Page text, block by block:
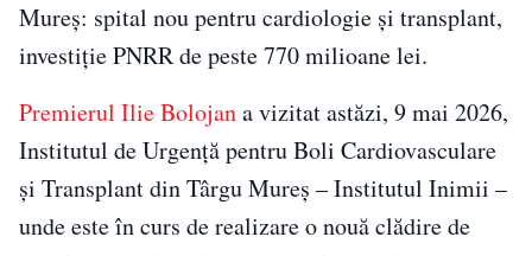
Mureș: spital nou pentru cardiologie și transplant,
investiție PNRR de peste 770 milioane lei.
Premierul Ilie Bolojana vizitat astăzi, 9 mai 2026,
Institutul de Urgență pentru Boli Cardiovasculare
și Transplant din Târgu Mureș – Institutul Inimii –
unde este în curs de realizare o nouă clădire de